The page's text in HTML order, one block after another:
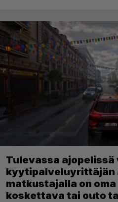
Tulevassa ajopelissä
kyytipalveluyrittäjän
matkustajalla on
koskettava tai outo